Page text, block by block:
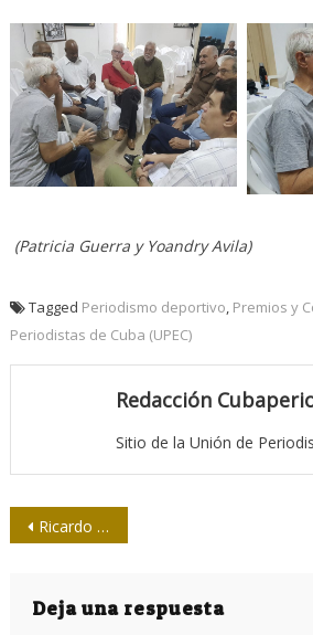
(Patricia Guerra y Yoandry Avila)
Tagged Periodismo deportivo, Premios y
Periodistas de Cuba (UPEC)
Redacción
Sitio de la Unión de
Navegación
entradas
Ricardo Ronquillo: “Es vital promover la transformación editorial”
Deja una respuesta